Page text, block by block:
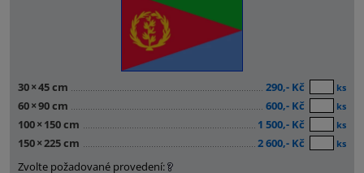
30×45 cm 290,- Kč ks
60×90 cm 600,- Kč ks
100× 150 cm 1 500,- Kč ks
150×225 cm 2 600,- Kč ks
Zvolte požadované provedení: